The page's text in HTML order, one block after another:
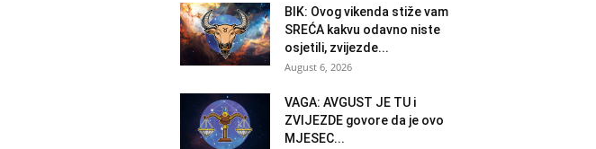
BIK: Ovog vikenda stiže vam
SREĆA kakvu odavno niste
osjetili, zvijezde...
August 6, 2026
VAGA: AVGUST JE TU i
ZVIJEZDE govore da je ovo
MJESEC...